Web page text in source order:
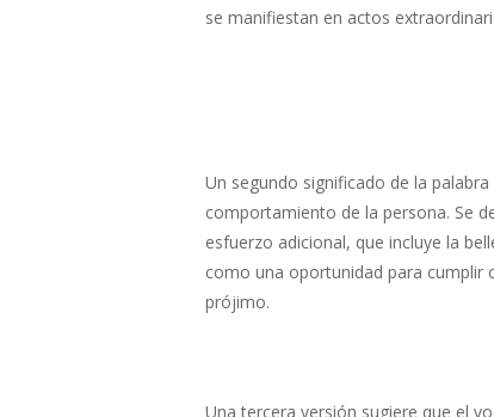
se manifiestan en actos
Un segundo significado de la
comportamiento de la persona. Se
esfuerzo adicional, que incluye la
como una oportunidad para cumplir
prójimo.
Una tercera versión sugiere que el